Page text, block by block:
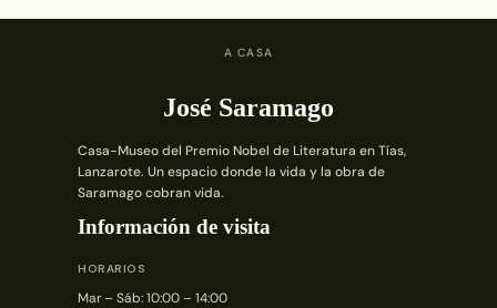
A CASA
José Saramago
Casa-Museo del Premio Nobel de Literatura en Tías,
Lanzarote. Un espacio donde la vida y la obra de
Saramago cobran vida.
Información de visita
HORARIOS
Mar – Sáb: 10:00 – 14:00